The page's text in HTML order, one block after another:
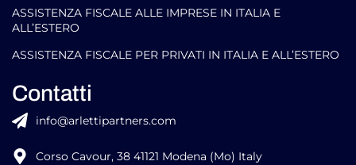
ASSISTENZA FISCALE ALLE IMPRESE IN ITALIA E
ALL’ESTERO
ASSISTENZA FISCALE PER PRIVATI IN ITALIA E ALL’ESTERO
Contatti
info@arlettipartners.com
Corso Cavour, 38 41121 Modena (Mo) Italy